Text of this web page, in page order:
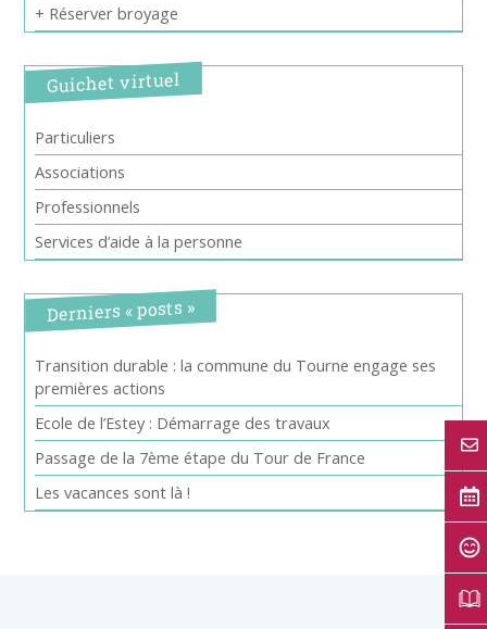
+ Réserver broyage
Guichet virtuel
Particuliers
Associations
Professionnels
Services d’aide à la personne
Derniers « posts »
Transition durable : la commune du Tourne engage ses
premières actions
Ecole de l’Estey : Démarrage des travaux
Passage de la 7ème étape du Tour de France
Les vacances sont là !